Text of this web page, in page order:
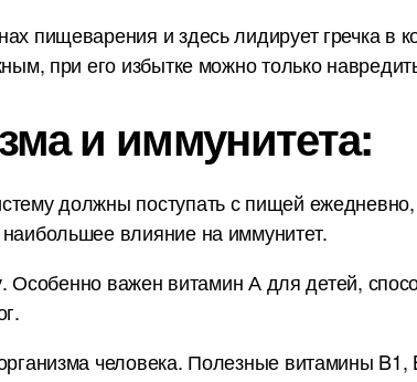
пищеварения и здесь лидирует гречка в
при его избытке можно только
и иммунитета:
должны поступать с пищей
влияние на иммунитет.
Особенно важен витамин А для детей,
человека. Полезные витамины B1,